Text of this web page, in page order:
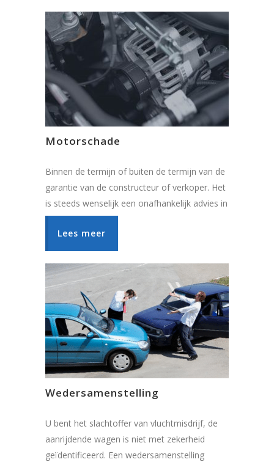
Motorschade
Binnen de termijn of buiten de termijn van de
garantie van de constructeur of verkoper. Het
is steeds wenselijk een onafhankelijk advies in
te winnen.
Lees meer
Wedersamenstelling
U bent het slachtoffer van vluchtmisdrijf, de
aanrijdende wagen is niet met zekerheid
geïdentificeerd. Een wedersamenstelling